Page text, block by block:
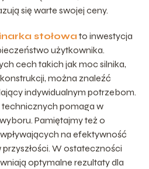
się warte swojej ceny.
stołowa to inwestycja
użytkownika.
cech takich jak moc silnika,
można znaleźć
indywidualnym potrzebom.
pomaga w
Pamiętajmy też o
na efektywność
W ostateczności
optymalne rezultaty dla